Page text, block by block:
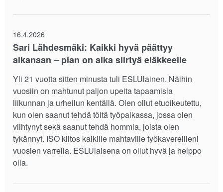
16.4.2026
Sari Lähdesmäki: Kaikki hyvä päättyy
aikanaan – pian on aika siirtyä eläkkeelle
Yli 21 vuotta sitten minusta tuli ESLUlainen. Näihin
vuosiin on mahtunut paljon upeita tapaamisia
liikunnan ja urheilun kentällä. Olen ollut etuoikeutettu,
kun olen saanut tehdä töitä työpaikassa, jossa olen
viihtynyt sekä saanut tehdä hommia, joista olen
tykännyt. ISO kiitos kaikille mahtaville työkavereilleni
vuosien varrella. ESLUlaisena on ollut hyvä ja helppo
olla.